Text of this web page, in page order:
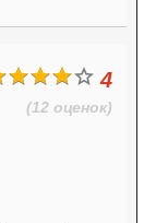
4
(12 оценок)